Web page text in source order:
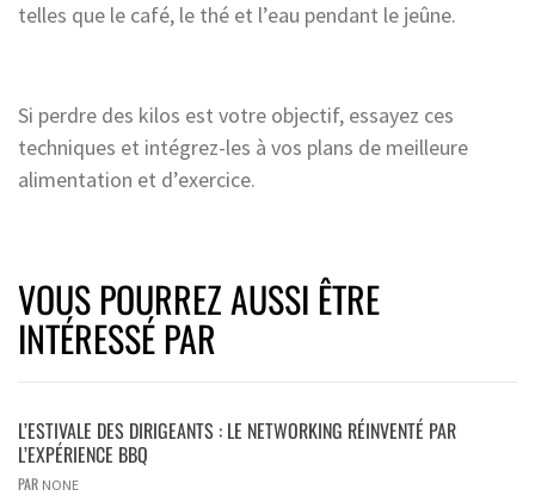
telles que le café, le thé et l’eau pendant le jeûne.
Si perdre des kilos est votre objectif, essayez ces
techniques et intégrez-les à vos plans de meilleure
alimentation et d’exercice.
VOUS POURREZ AUSSI ÊTRE
INTÉRESSÉ PAR
L’ESTIVALE DES DIRIGEANTS : LE NETWORKING RÉINVENTÉ PAR
L’EXPÉRIENCE BBQ
PAR NONE